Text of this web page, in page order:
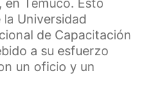
Temuco. Esto
Universidad
de Capacitación
a su esfuerzo
un oficio y un